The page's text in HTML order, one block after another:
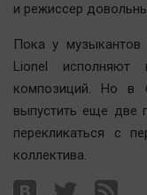
Дети
ЖКХ
Интервью
Качество жизни
Конкурс
и режиссер
Пока у музыкантов
Lionel исполняют
композиций. Но в
выпустить еще две
перекликаться с
коллектива.